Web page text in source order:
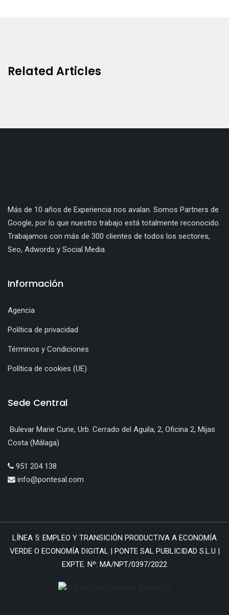
Related Articles
Más de 10 años de Experiencia nos avalan. Somos Partners de
Google, por lo que nuestro trabajo está totalmente reconocido.
Trabajamos con más de 300 clientes de todos los sectores,
Seo, Adwords y Social Media.
Información
Agencia
Política de privacidad
Términos y Condiciones
Política de cookies (UE)
Sede Central
Bulevar Marie Curie, Urb. Cerrado del Aguila, 2, Oficina 2, Mijas
Costa (Málaga)
951 204 138
info@pontesal.com
LÍNEA 5: EMPLEO Y TRANSICIÓN PRODUCTIVA A ECONOMÍA
VERDE O ECONOMÍA DIGITAL | PONTE SAL PUBLICIDAD S.L.U |
EXPTE. Nº: MA/NPT/0397/2022